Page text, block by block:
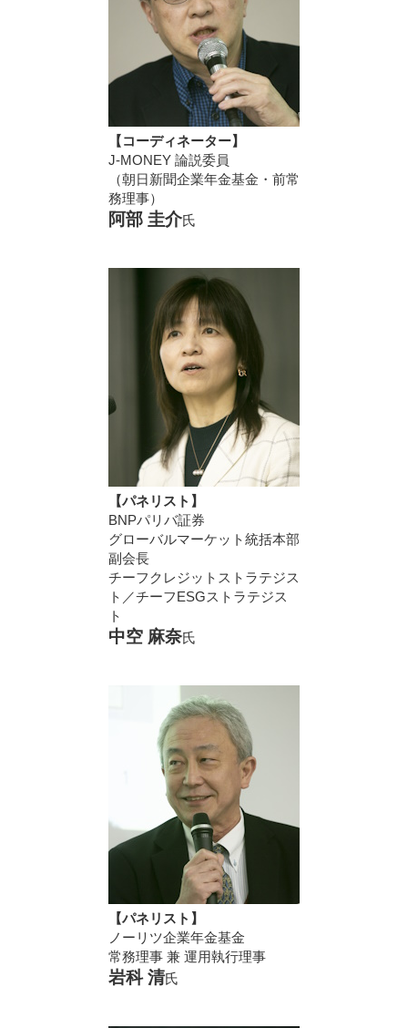
【コーディネーター】
J-MONEY 論説委員
（朝日新聞企業年金基金・前常
務理事）
阿部 圭介氏
【パネリスト】
BNPパリバ証券
グローバルマーケット統括本部
副会長
チーフクレジットストラテジス
ト／チーフESGストラテジス
ト
中空 麻奈氏
【パネリスト】
ノーリツ企業年金基金
常務理事 兼 運用執行理事
岩科 清氏